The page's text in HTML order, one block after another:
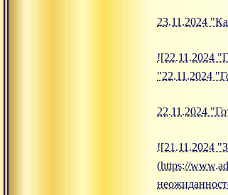
23.11.2024
![22.11.2024
"22.11.2024
22.11.2024
![21.11.2024
(https://